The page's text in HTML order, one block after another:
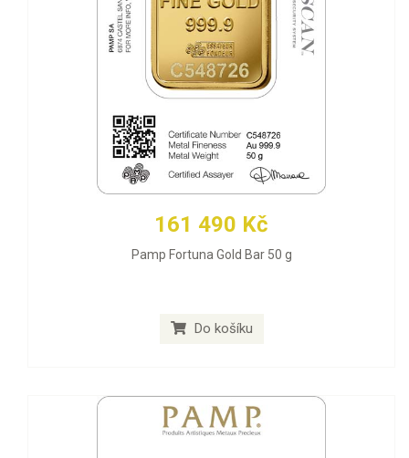
161 490 Kč
Pamp Fortuna Gold Bar 50 g
Do košíku